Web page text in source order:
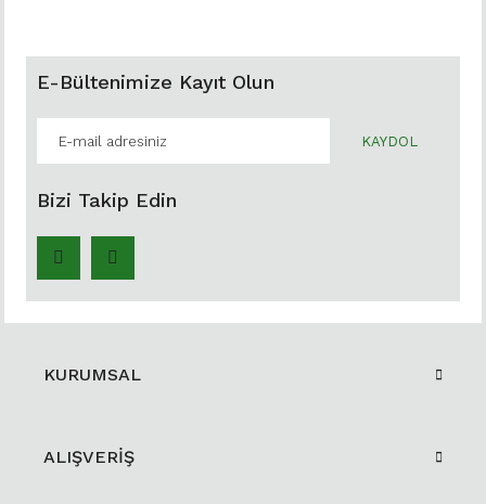
E-Bültenimize Kayıt Olun
KAYDOL
Bizi Takip Edin
KURUMSAL
ALIŞVERİŞ